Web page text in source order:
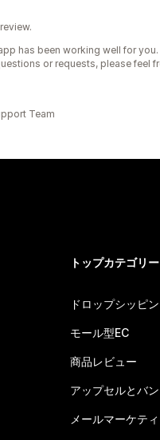
has been working well for you.
or requests, please feel
Team
トップカテゴリー
ドロップシッピ
モール型EC
商品レビュー
アップセルとバ
メールマーケテ